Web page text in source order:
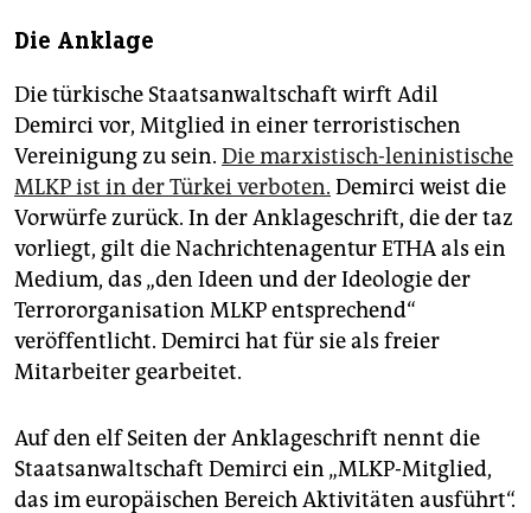
Die Anklage
Die türkische Staatsanwaltschaft wirft Adil
Demirci vor, Mitglied in einer terroristischen
Vereinigung zu sein. Die marxistisch-leninistische
MLKP ist in der Türkei verboten. Demirci weist die
Vorwürfe zurück. In der Anklageschrift, die der taz
vorliegt, gilt die Nachrichtenagentur ETHA als ein
Medium, das „den Ideen und der Ideologie der
Terrororganisation MLKP entsprechend“
veröffentlicht. Demirci hat für sie als freier
Mitarbeiter gearbeitet.
Auf den elf Seiten der Anklageschrift nennt die
Staatsanwaltschaft Demirci ein „MLKP-Mitglied,
das im europäischen Bereich Aktivitäten ausführt“.